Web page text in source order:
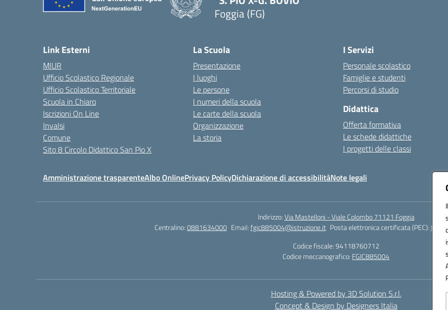
Foggia (FG)
Link Esterni
MIUR
Ufficio Scolastico Regionale
Ufficio Scolastico Territoriale
Scuola in Chiaro
Iscrizioni On Line
Invalsi
Comune
Sito 8 Circolo Didattico San Pio X
La Scuola
Presentazione
I luoghi
Le persone
I numeri della scuola
Le carte della scuola
Organizzazione
La storia
I Servizi
Personale scolastico
Famiglie e studenti
Percorsi di studio
Didattica
Offerta formativa
Le schede didattiche
I progetti delle classi
Amministrazione trasparenteAlbo OnlinePrivacy PolicyDichiarazione di accessibilitàNote legali
Indirizzo:Via Mastelloni - Viale Colombo 71121 Foggia
Centralino:0881634000 Email:fgic885004@istruzione.it Posta elettronica certificata (PEC):
Codice fiscale: 94118760712
Codice meccanografico: FGIC885004
Hosting & Powered by 3D Solution S.r.l.
Concept & Design by Designers Italia